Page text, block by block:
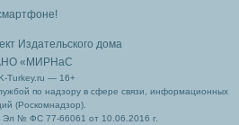
Издательского дома
«МИРНаС
Turkey.ru — 16+
по надзору в сфере связи, информационных
(Роскомнадзор).
Эл № ФС 77-66061 от 10.06.2016 г.